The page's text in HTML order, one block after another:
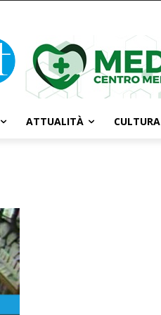
ATTUALITÀ CULTURA